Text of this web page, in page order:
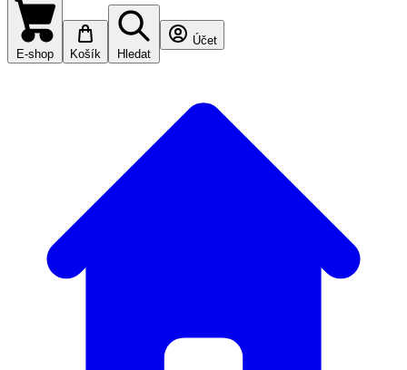
E-shop Košík Hledat
Účet